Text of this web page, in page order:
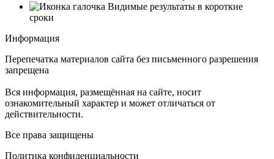
Видимые результаты в короткие
сроки
Информация
Перепечатка материалов сайта без письменного разрешения
запрещена
Вся информация, размещённая на сайте, носит
ознакомительный характер и может отличаться от
действительности.
Все права защищены
Политика конфиденциальности